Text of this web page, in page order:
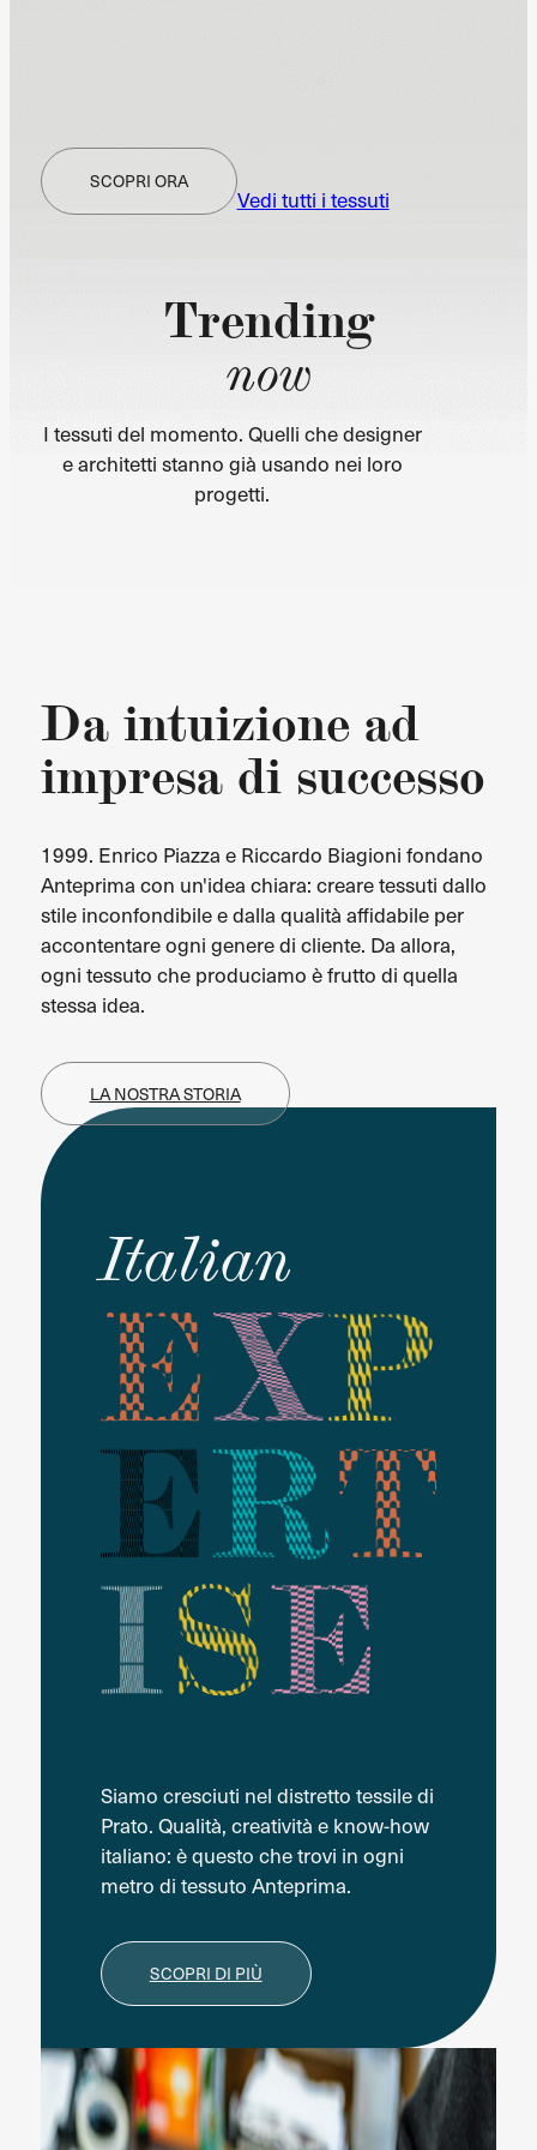
SCOPRI ORA
Vedi tutti i tessuti
Trending
now
I tessuti del momento. Quelli che designer
e architetti stanno già usando nei loro
progetti.
Da intuizione ad
impresa di successo
1999. Enrico Piazza e Riccardo Biagioni fondano
Anteprima con un'idea chiara: creare tessuti dallo
stile inconfondibile e dalla qualità affidabile per
accontentare ogni genere di cliente. Da allora,
ogni tessuto che produciamo è frutto di quella
stessa idea.
LA NOSTRA STORIA
Italian
Siamo cresciuti nel distretto tessile di
Prato. Qualità, creatività e know-how
italiano: è questo che trovi in ogni
metro di tessuto Anteprima.
SCOPRI DI PIÙ